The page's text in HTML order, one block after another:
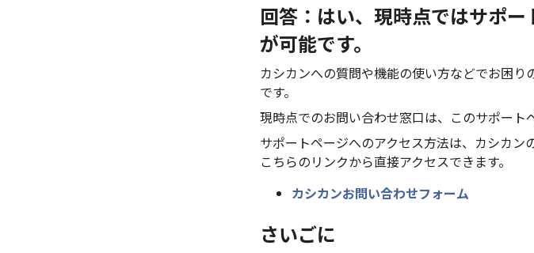
回答：はい、現時点ではサポ
が可能です。
カシカンへの質問や機能の使い方などでお困
です。
現時点でのお問い合わせ窓口は、このサポート
サポートページへのアクセス方法は、カシカ
こちらのリンクから直接アクセスできます。
カシカンお問い合わせフォーム
さいごに